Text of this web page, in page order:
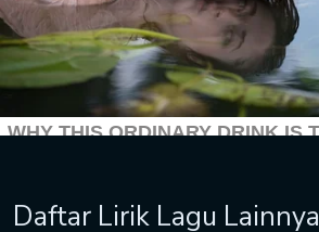
Daftar Lirik Lagu Lainnya